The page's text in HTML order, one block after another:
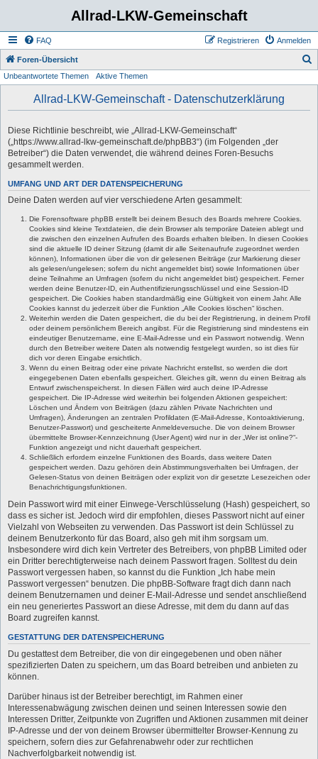
Allrad-LKW-Gemeinschaft
FAQ Anmelden
Registrieren
Foren-Übersicht
Unbeantwortete Themen Aktive Themen
Allrad-LKW-Gemeinschaft - Datenschutzerklärung
Diese Richtlinie beschreibt, wie „Allrad-LKW-Gemeinschaft“
(„https://www.allrad-lkw-gemeinschaft.de/phpBB3“) (im Folgenden „der
Betreiber“) die Daten verwendet, die während deines Foren-Besuchs
gesammelt werden.
UMFANG UND ART DER DATENSPEICHERUNG
Deine Daten werden auf vier verschiedene Arten gesammelt:
Die Forensoftware phpBB erstellt bei deinem Besuch des Boards mehrere Cookies.
Cookies sind kleine Textdateien, die dein Browser als temporäre Dateien ablegt und
die zwischen den einzelnen Aufrufen des Boards erhalten bleiben. In diesen Cookies
sind die aktuelle ID deiner Sitzung (damit dir alle Seitenaufrufe zugeordnet werden
können), Informationen über die von dir gelesenen Beiträge (zur Markierung dieser
als gelesen/ungelesen; sofern du nicht angemeldet bist) sowie Informationen über
deine Teilnahme an Umfragen (sofern du nicht angemeldet bist) gespeichert. Ferner
werden deine Benutzer-ID, ein Authentifizierungsschlüssel und eine Session-ID
gespeichert. Die Cookies haben standardmäßig eine Gültigkeit von einem Jahr. Alle
Cookies kannst du jederzeit über die Funktion „Alle Cookies löschen“ löschen.
Weiterhin werden die Daten gespeichert, die du bei der Registrierung, in deinem Profil
oder deinem persönlichem Bereich angibst. Für die Registrierung sind mindestens ein
eindeutiger Benutzername, eine E-Mail-Adresse und ein Passwort notwendig. Wenn
durch den Betreiber weitere Daten als notwendig festgelegt wurden, so ist dies für
dich vor deren Eingabe ersichtlich.
Wenn du einen Beitrag oder eine private Nachricht erstellst, so werden die dort
eingegebenen Daten ebenfalls gespeichert. Gleiches gilt, wenn du einen Beitrag als
Entwurf zwischenspeicherst. In diesen Fällen wird auch deine IP-Adresse
gespeichert. Die IP-Adresse wird weiterhin bei folgenden Aktionen gespeichert:
Löschen und Ändern von Beiträgen (dazu zählen Private Nachrichten und
Umfragen), Änderungen an zentralen Profildaten (E-Mail-Adresse, Kontoaktivierung,
Benutzer-Passwort) und gescheiterte Anmeldeversuche. Die von deinem Browser
übermittelte Browser-Kennzeichnung (User Agent) wird nur in der „Wer ist online?“-
Funktion angezeigt und nicht dauerhaft gespeichert.
Schließlich erfordern einzelne Funktionen des Boards, dass weitere Daten
gespeichert werden. Dazu gehören dein Abstimmungsverhalten bei Umfragen, der
Gelesen-Status von deinen Beiträgen oder explizit von dir gesetzte Lesezeichen oder
Benachrichtigungsfunktionen.
Dein Passwort wird mit einer Einwege-Verschlüsselung (Hash) gespeichert, so
dass es sicher ist. Jedoch wird dir empfohlen, dieses Passwort nicht auf einer
Vielzahl von Webseiten zu verwenden. Das Passwort ist dein Schlüssel zu
deinem Benutzerkonto für das Board, also geh mit ihm sorgsam um.
Insbesondere wird dich kein Vertreter des Betreibers, von phpBB Limited oder
ein Dritter berechtigterweise nach deinem Passwort fragen. Solltest du dein
Passwort vergessen haben, so kannst du die Funktion „Ich habe mein
Passwort vergessen“ benutzen. Die phpBB-Software fragt dich dann nach
deinem Benutzernamen und deiner E-Mail-Adresse und sendet anschließend
ein neu generiertes Passwort an diese Adresse, mit dem du dann auf das
Board zugreifen kannst.
GESTATTUNG DER DATENSPEICHERUNG
Du gestattest dem Betreiber, die von dir eingegebenen und oben näher
spezifizierten Daten zu speichern, um das Board betreiben und anbieten zu
können.
Darüber hinaus ist der Betreiber berechtigt, im Rahmen einer
Interessenabwägung zwischen deinen und seinen Interessen sowie den
Interessen Dritter, Zeitpunkte von Zugriffen und Aktionen zusammen mit deiner
IP-Adresse und der von deinem Browser übermittelter Browser-Kennung zu
speichern, sofern dies zur Gefahrenabwehr oder zur rechtlichen
Nachverfolgbarkeit notwendig ist.